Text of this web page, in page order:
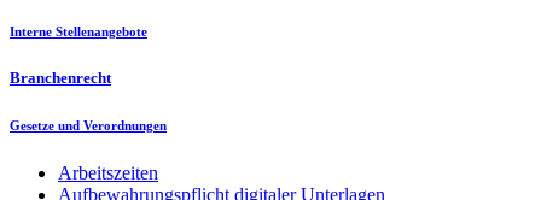
Interne Stellenangebote
Branchenrecht
Gesetze und Verordnungen
Arbeitszeiten
Aufbewahrungspflicht digitaler Unterlagen